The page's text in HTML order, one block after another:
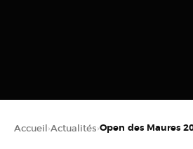
Accueil›Actualités›Open des Maures